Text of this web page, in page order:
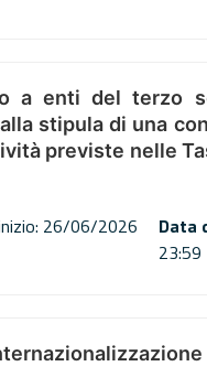
a enti del terzo
stipula di una
previste nelle
26/06/2026
Data
23:59